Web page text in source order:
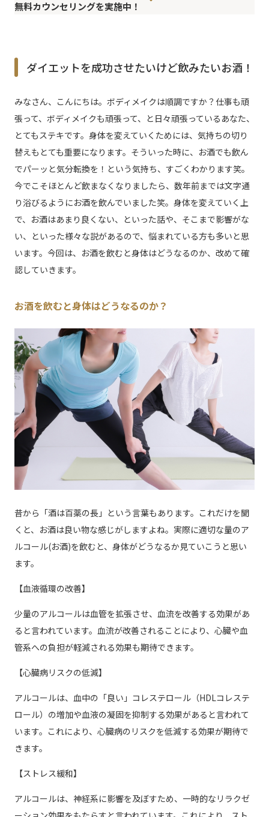
無料カウンセリングを実施中！
ダイエットを成功させたいけど飲みたいお酒！
みなさん、こんにちは。ボディメイクは順調ですか？仕事も頑
張って、ボディメイクも頑張って、と日々頑張っているあなた、
とてもステキです。身体を変えていくためには、気持ちの切り
替えもとても重要になります。そういった時に、お酒でも飲ん
でパーッと気分転換を！という気持ち、すごくわかります笑。
今でこそほとんど飲まなくなりましたら、数年前までは文字通
り浴びるようにお酒を飲んでいました笑。身体を変えていく上
で、お酒はあまり良くない、といった話や、そこまで影響がな
い、といった様々な説があるので、悩まれている方も多いと思
います。今回は、お酒を飲むと身体はどうなるのか、改めて確
認していきます。
お酒を飲むと身体はどうなるのか？
昔から「酒は百薬の長」という言葉もあります。これだけを聞
くと、お酒は良い物な感じがしますよね。実際に適切な量のア
ルコール(お酒)を飲むと、身体がどうなるか見ていこうと思い
ます。
【血液循環の改善】
少量のアルコールは血管を拡張させ、血流を改善する効果があ
ると言われています。血流が改善されることにより、心臓や血
管系への負担が軽減される効果も期待できます。
【心臓病リスクの低減】
アルコールは、血中の「良い」コレステロール（HDLコレステ
ロール）の増加や血液の凝固を抑制する効果があると言われて
います。これにより、心臓病のリスクを低減する効果が期待で
きます。
【ストレス緩和】
アルコールは、神経系に影響を及ぼすため、一時的なリラクゼ